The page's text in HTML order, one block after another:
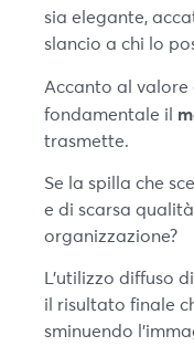
sia elegante,
slancio a chi lo
Accanto al valore
fondamentale il
trasmette.
Se la spilla che
e di scarsa
organizzazione?
L’utilizzo diffuso
il risultato finale
sminuendo